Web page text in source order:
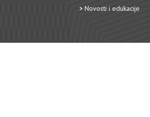
Novosti i edukacije